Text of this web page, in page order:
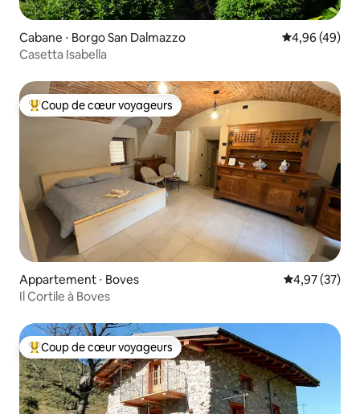
Cabane ⋅ Borgo San Dalmazzo Évaluation
4,96 (49)
Casetta Isabella
Coups de cœur voyageurs les plus appréciés
Coup de cœur voyageurs
Appartement ⋅ Boves Évaluation
4,97 (37)
Il Cortile à Boves
Coups de cœur voyageurs les plus appréciés
Coup de cœur voyageurs